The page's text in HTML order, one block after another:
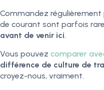
Commandez régulièrement
de courant sont parfois
avant de venir ici.
Vous pouvez comparer
différence de culture de
croyez-nous, vraiment.